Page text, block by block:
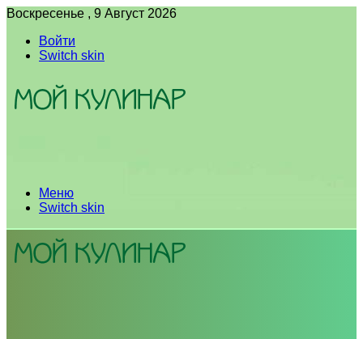
Воскресенье , 9 Август 2026
Войти
Switch skin
Меню
Switch skin